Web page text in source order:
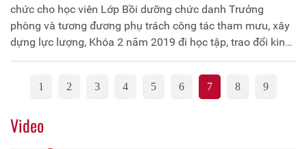
chức cho học viên Lớp Bồi dưỡng chức danh Trưởng
phòng và tương đương phụ trách công tác tham mưu, xây
dựng lực lượng, Khóa 2 năm 2019 đi học tập, trao đổi kinh
nghiệm thực tế tại Công an Thành phố Hải Phòng
1 2 3 4 5 6 7 8 9
Video